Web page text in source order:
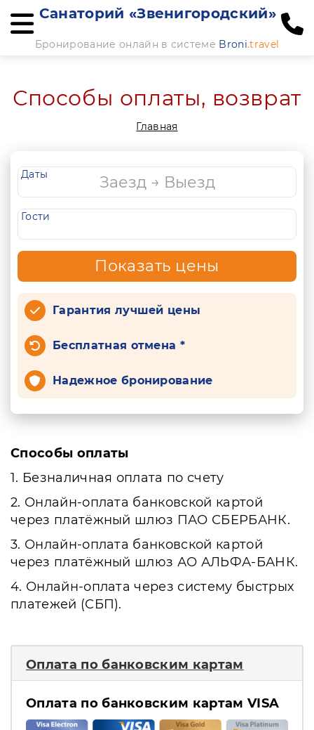
Санаторий «Звенигородский»
Бронирование онлайн в системе Broni.travel
Способы оплаты, возврат
Главная
Даты
Гости
Показать цены
Гарантия лучшей цены
Бесплатная отмена *
Надежное бронирование
Способы оплаты
1. Безналичная оплата по счету
2. Онлайн-оплата банковской картой
через платёжный шлюз ПАО СБЕРБАНК.
3. Онлайн-оплата банковской картой
через платёжный шлюз АО АЛЬФА-БАНК.
4. Онлайн-оплата через систему быстрых
платежей (СБП).
Оплата по банковским картам
Оплата по банковским картам VISA